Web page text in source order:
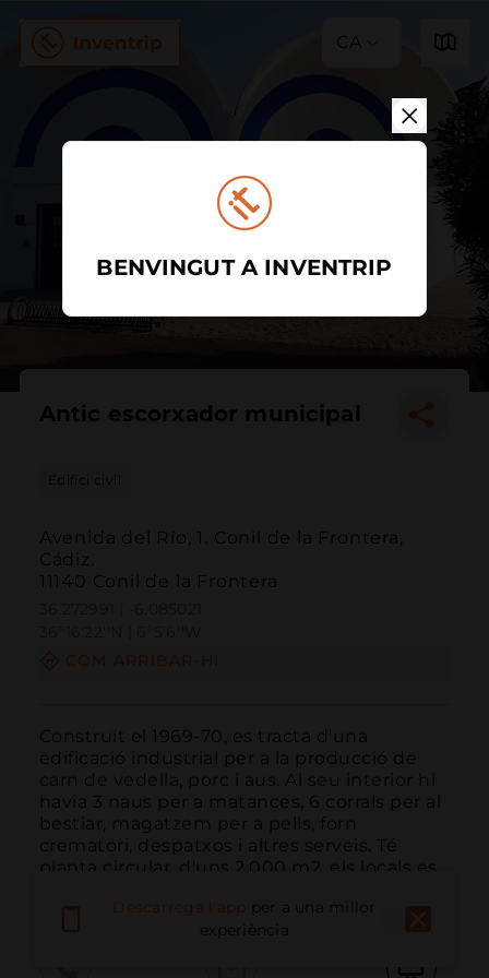
CA
Antic escorxador municipal
Edifici civil
Avenida del Río, 1. Conil de la Frontera,
Cádiz.
11140 Conil de la Frontera
Construït el 1969-70, es tracta d'una
edificació industrial per a la producció de
carn de vedella, porc i aus. Al seu interior hi
havia 3 naus per a matances, 6 corrals per al
bestiar, magatzem per a pells, forn
crematori, despatxos i altres serveis. Té
planta circular, d'uns 2.000 m2, els locals es...
per a una millor
experiència
BENVINGUT A INVENTRIP